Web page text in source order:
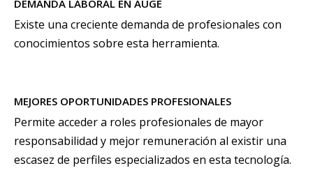
DEMANDA LABORAL EN AUGE
Existe una creciente demanda de profesionales con
conocimientos sobre esta herramienta.
MEJORES OPORTUNIDADES PROFESIONALES
Permite acceder a roles profesionales de mayor
responsabilidad y mejor remuneración al existir una
escasez de perfiles especializados en esta tecnología.